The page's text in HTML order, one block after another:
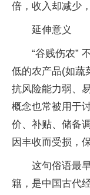
倍，收入却减少
延伸意义
“谷贱伤农”
低的农产品(如蔬
抗风险能力弱、
概念也常被用于
价、补贴、储备
因丰收而受损，
这句俗语最
籍，是中国古代